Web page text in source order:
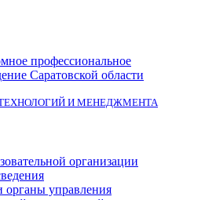
профессиональное
Саратовской области
И МЕНЕДЖМЕНТА
организации
органы управления